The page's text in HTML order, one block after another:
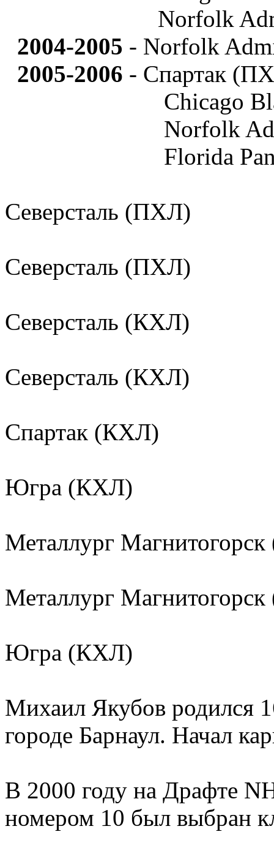
Norfolk
2004-2005 - Norfolk
2005-2006 - Спартак
Chicago
Norfolk
Florida
Северсталь (ПХЛ)
Северсталь (ПХЛ)
Северсталь (КХЛ)
Северсталь (КХЛ)
Спартак (КХЛ)
Югра (КХЛ)
Металлург
Металлург
Югра (КХЛ)
Михаил Якубов родился
городе Барнаул. Начал
В 2000 году на Драфте
номером 10 был выбран